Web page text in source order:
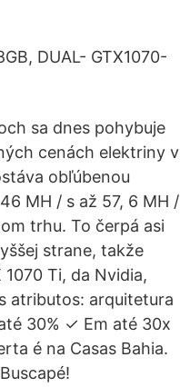
DUAL- GTX1070-
sa dnes pohybuje
cenách elektriny v
obľúbenou
MH / s až 57, 6 MH /
trhu. To čerpá asi
strane, takže
Ti, da Nvidia,
atributos: arquitetura
30% ✓ Em até 30x
é na Casas Bahia.